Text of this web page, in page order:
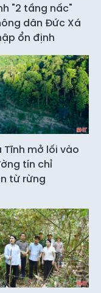
"2 tầng nấc"
dân Đức Xá
ổn định
Tĩnh mở lối vào
tín chỉ
từ rừng